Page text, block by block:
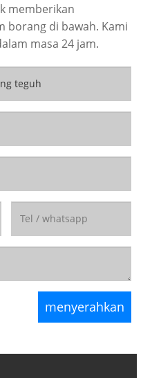
memberikan
borang di bawah. Kami
masa 24 jam.